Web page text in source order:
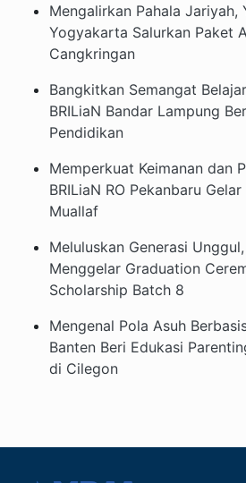
Mengalirkan Pahala Jariyah,
Yogyakarta Salurkan Paket
Cangkringan
Bangkitkan Semangat
BRILiaN Bandar Lampung
Pendidikan
Memperkuat Keimanan dan
BRILiaN RO Pekanbaru
Muallaf
Meluluskan Generasi
Menggelar Graduation
Scholarship Batch 8
Mengenal Pola Asuh
Banten Beri Edukasi
di Cilegon